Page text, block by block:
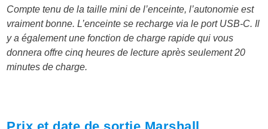
Compte tenu de la taille mini de l’enceinte, l’autonomie est
vraiment bonne. L’enceinte se recharge via le port USB-C. Il
y a également une fonction de charge rapide qui vous
donnera offre cinq heures de lecture après seulement 20
minutes de charge.